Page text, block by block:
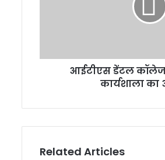
आईटीएस डेंटल
कार्यशाला
Related Articles